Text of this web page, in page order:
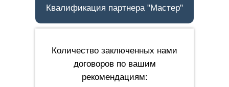
Квалификация партнера "Мастер"
Количество заключенных нами
договоров по вашим
рекомендациям: